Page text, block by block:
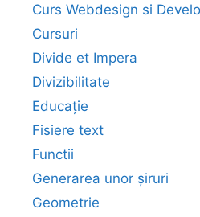
Curs Webdesign si
Cursuri
Divide et Impera
Divizibilitate
Educație
Fisiere text
Functii
Generarea unor șiruri
Geometrie